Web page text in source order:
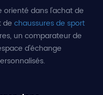
orienté dans l'achat de
de chaussures de sport
un comparateur de
d'échange